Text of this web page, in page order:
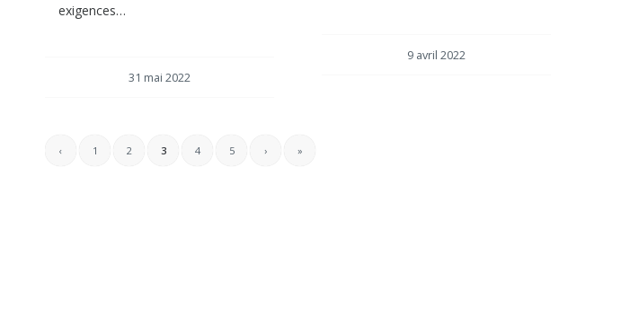
exigences…
31 mai 2022
9 avril 2022
‹ 1 2 3 4 5 › »